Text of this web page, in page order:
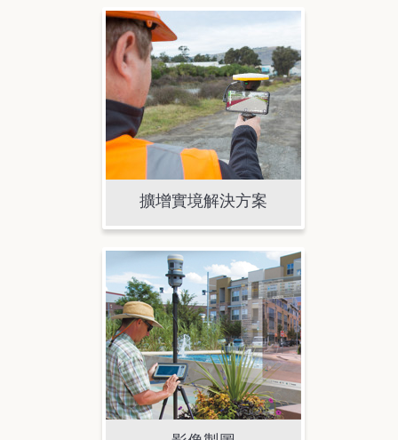
擴增實境解決方案